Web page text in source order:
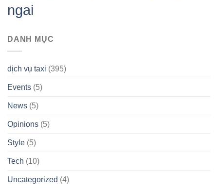
ngai
DANH MỤC
dịch vụ taxi (395)
Events (5)
News (5)
Opinions (5)
Style (5)
Tech (10)
Uncategorized (4)